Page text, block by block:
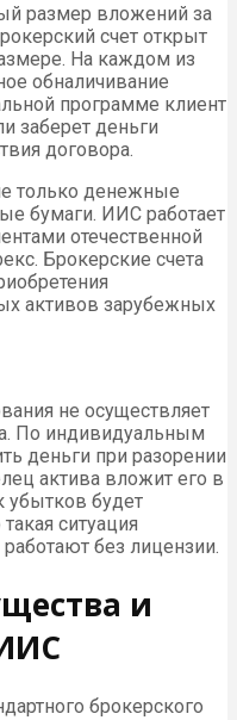
размер вложений за
счет открыт
На каждом из
обналичивание
программе клиент
заберет деньги
договора.
только денежные
бумаги. ИИС работает
отечественной
Брокерские счета
активов зарубежных
не осуществляет
По индивидуальным
деньги при разорении
актива вложит его в
убытков будет
ситуация
без лицензии.
и
брокерского